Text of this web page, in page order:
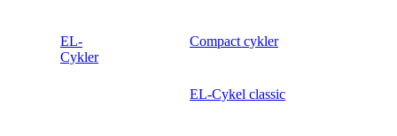
EL-
Cykler
Compact cykler
EL-Cykel classic